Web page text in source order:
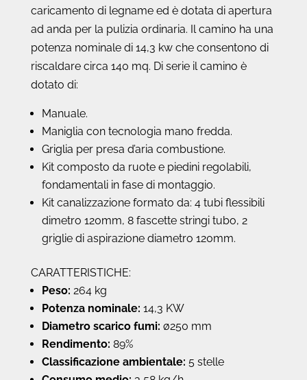
caricamento di legname ed è dotata di apertura
ad anda per la pulizia ordinaria. Il camino ha una
potenza nominale di 14,3 kw che consentono di
riscaldare circa 140 mq. Di serie il camino è
dotato di:
Manuale.
Maniglia con tecnologia mano fredda.
Griglia per presa d’aria combustione.
Kit composto da ruote e piedini regolabili,
fondamentali in fase di montaggio.
Kit canalizzazione formato da: 4 tubi flessibili
dimetro 120mm, 8 fascette stringi tubo, 2
griglie di aspirazione diametro 120mm.
CARATTERISTICHE:
Peso: 264 kg
Potenza nominale: 14,3 KW
Diametro scarico fumi: ø250 mm
Rendimento: 89%
Classificazione ambientale: 5 stelle